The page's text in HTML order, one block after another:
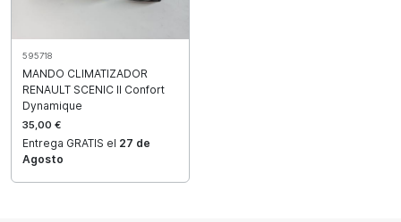
595718
MANDO CLIMATIZADOR
RENAULT SCENIC II Confort
Dynamique
35,00 €
Entrega GRATIS el 27 de
Agosto